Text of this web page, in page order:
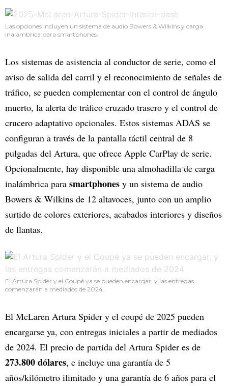
Las opciones incluyen un sistema de audio Bowers & Wilkins y carga
inalámbrica para smartphones.
Los sistemas de asistencia al conductor de serie, como el
aviso de salida del carril y el reconocimiento de señales de
tráfico, se pueden complementar con el control de ángulo
muerto, la alerta de tráfico cruzado trasero y el control de
crucero adaptativo opcionales. Estos sistemas ADAS se
configuran a través de la pantalla táctil central de 8
pulgadas del Artura, que ofrece Apple CarPlay de serie.
Opcionalmente, hay disponible una almohadilla de carga
inalámbrica para smartphones y un sistema de audio
Bowers & Wilkins de 12 altavoces, junto con un amplio
surtido de colores exteriores, acabados interiores y diseños
de llantas.
El Artura Spider y el Coupé ya se pueden encargar, y las entregas
comenzarán a mediados de 2024.
El McLaren Artura Spider y el coupé de 2025 pueden
encargarse ya, con entregas iniciales a partir de mediados
de 2024. El precio de partida del Artura Spider es de
273.800 dólares, e incluye una garantía de 5
años/kilómetro ilimitado y una garantía de 6 años para el